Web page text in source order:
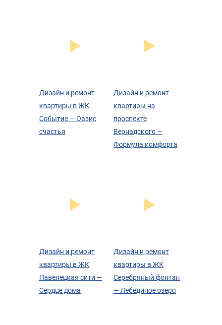
Дизайн и ремонт
квартиры в ЖК
Событие — Оазис
счастья
Дизайн и ремонт
квартиры на
проспекте
Вернадского —
Формула комфорта
Дизайн и ремонт
квартиры в ЖК
Павелецкая сити —
Сердце дома
Дизайн и ремонт
квартиры в ЖК
Серебряный фонтан
— Лебединое озеро